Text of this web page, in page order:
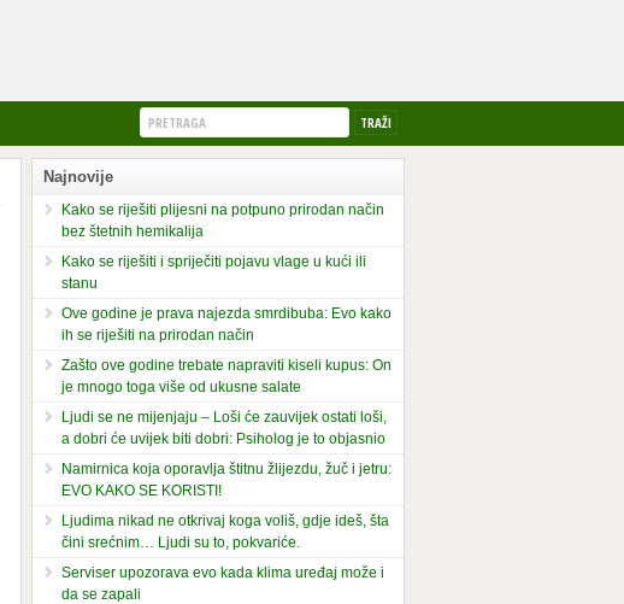
Najnovije
Kako se riješiti plijesni na potpuno prirodan način
bez štetnih hemikalija
Kako se riješiti i spriječiti pojavu vlage u kući ili
stanu
Ove godine je prava najezda smrdibuba: Evo kako
ih se riješiti na prirodan način
Zašto ove godine trebate napraviti kiseli kupus: On
je mnogo toga više od ukusne salate
Ljudi se ne mijenjaju – Loši će zauvijek ostati loši,
a dobri će uvijek biti dobri: Psiholog je to objasnio
Namirnica koja oporavlja štitnu žlijezdu, žuč i jetru:
EVO KAKO SE KORISTI!
Ljudima nikad ne otkrivaj koga voliš, gdje ideš, šta
čini srećnim… Ljudi su to, pokvariće.
Serviser upozorava evo kada klima uređaj može i
da se zapali